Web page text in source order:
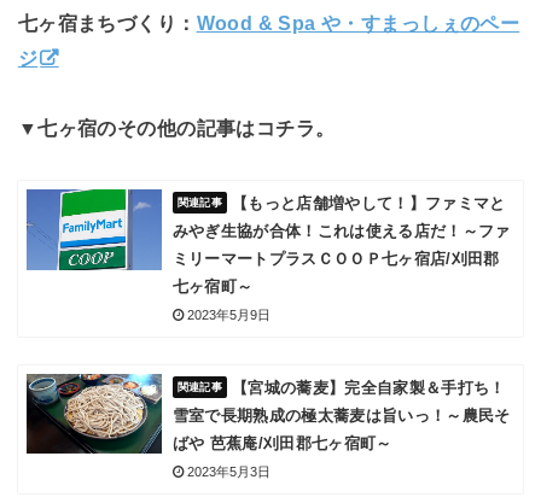
七ヶ宿まちづくり： Wood & Spa や・すまっしぇのペー
ジ
▼七ヶ宿のその他の記事はコチラ。
【もっと店舗増やして！】ファミマと
みやぎ生協が合体！これは使える店だ！～ファ
ミリーマートプラスＣＯＯＰ七ヶ宿店/刈田郡
七ヶ宿町～
2023年5月9日
【宮城の蕎麦】完全自家製＆手打ち！
雪室で長期熟成の極太蕎麦は旨いっ！～農民そ
ばや 芭蕉庵/刈田郡七ヶ宿町～
2023年5月3日